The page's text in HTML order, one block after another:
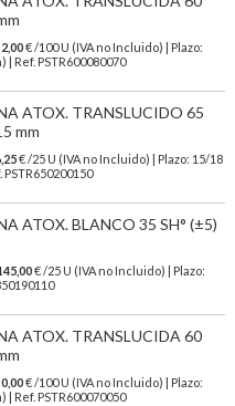
€/100 U (IVA no Incluido)
| Plazo:
| Ref. PSTR600080070
ATOX. TRANSLUCIDO 65
mm
€/25 U (IVA no Incluido)
| Plazo: 15/18
PSTR650200150
ATOX. BLANCO 35 SH° (±5)
€ /25 U (IVA no Incluido) | Plazo:
ATOX. TRANSLUCIDA 60
€/100 U (IVA no Incluido)
| Plazo:
| Ref. PSTR600070050